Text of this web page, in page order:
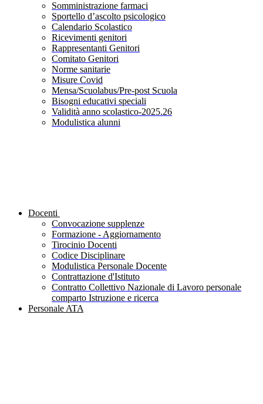
Somministrazione farmaci
Sportello d’ascolto psicologico
Calendario Scolastico
Ricevimenti genitori
Rappresentanti Genitori
Comitato Genitori
Norme sanitarie
Misure Covid
Mensa/Scuolabus/Pre-post Scuola
Bisogni educativi speciali
Validità anno scolastico-2025.26
Modulistica alunni
Docenti
Convocazione supplenze
Formazione - Aggiornamento
Tirocinio Docenti
Codice Disciplinare
Modulistica Personale Docente
Contrattazione d'Istituto
Contratto Collettivo Nazionale di Lavoro personale
comparto Istruzione e ricerca
Personale ATA